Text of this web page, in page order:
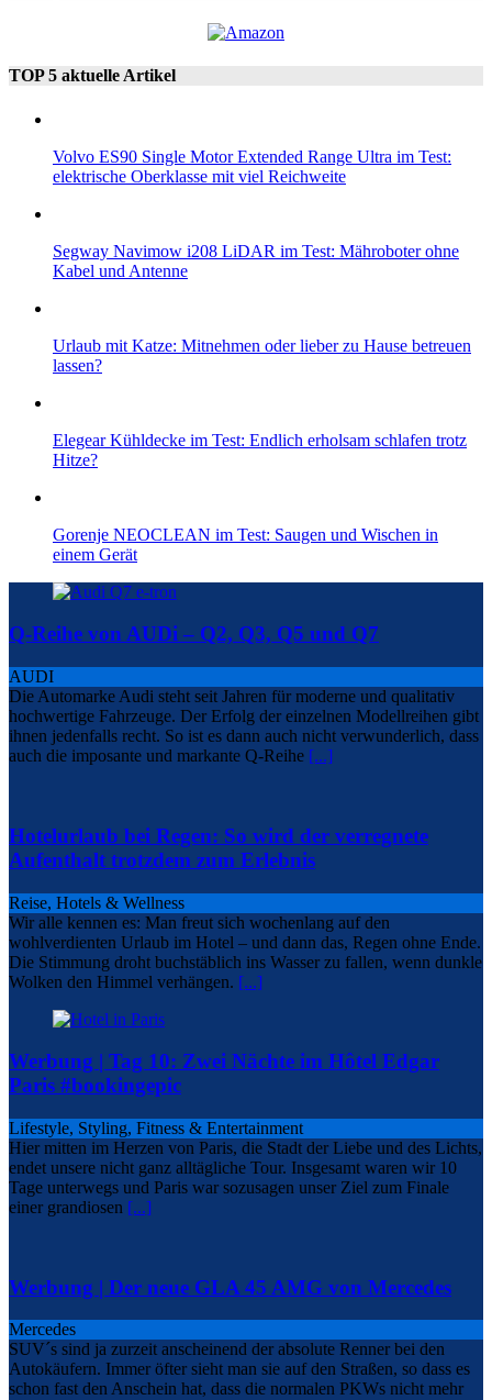
TOP 5 aktuelle Artikel
Volvo ES90 Single Motor Extended Range Ultra im Test:
elektrische Oberklasse mit viel Reichweite
Segway Navimow i208 LiDAR im Test: Mähroboter ohne
Kabel und Antenne
Urlaub mit Katze: Mitnehmen oder lieber zu Hause betreuen
lassen?
Elegear Kühldecke im Test: Endlich erholsam schlafen trotz
Hitze?
Gorenje NEOCLEAN im Test: Saugen und Wischen in
einem Gerät
Q-Reihe von AUDi – Q2, Q3, Q5 und Q7
AUDI
Die Automarke Audi steht seit Jahren für moderne und qualitativ
hochwertige Fahrzeuge. Der Erfolg der einzelnen Modellreihen gibt
ihnen jedenfalls recht. So ist es dann auch nicht verwunderlich, dass
auch die imposante und markante Q-Reihe [...]
Hotelurlaub bei Regen: So wird der verregnete
Aufenthalt trotzdem zum Erlebnis
Reise, Hotels & Wellness
Wir alle kennen es: Man freut sich wochenlang auf den
wohlverdienten Urlaub im Hotel – und dann das, Regen ohne Ende.
Die Stimmung droht buchstäblich ins Wasser zu fallen, wenn dunkle
Wolken den Himmel verhängen. [...]
Werbung | Tag 10: Zwei Nächte im Hôtel Edgar
Paris #bookingepic
Lifestyle, Styling, Fitness & Entertainment
Hier mitten im Herzen von Paris, die Stadt der Liebe und des Lichts,
endet unsere nicht ganz alltägliche Tour. Insgesamt waren wir 10
Tage unterwegs und Paris war sozusagen unser Ziel zum Finale
einer grandiosen [...]
Werbung | Der neue GLA 45 AMG von Mercedes
Mercedes
SUV´s sind ja zurzeit anscheinend der absolute Renner bei den
Autokäufern. Immer öfter sieht man sie auf den Straßen, so dass es
schon fast den Anschein hat, dass die normalen PKWs nicht mehr